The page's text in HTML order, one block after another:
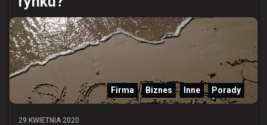
Firma Biznes Inne Porady
29 KWIETNIA 2020